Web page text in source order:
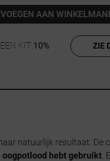
AAN
KIT 10% ZIE
natuurlijk resultaat. De
oogpotlood hebt gebruikt .